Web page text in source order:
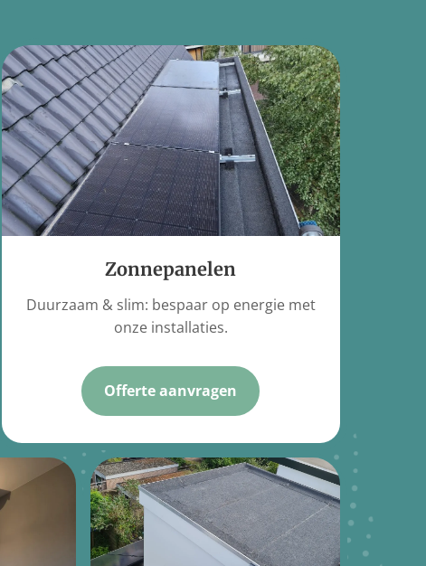
Zonnepanelen
Duurzaam & slim: bespaar op energie met
onze installaties.
Offerte aanvragen